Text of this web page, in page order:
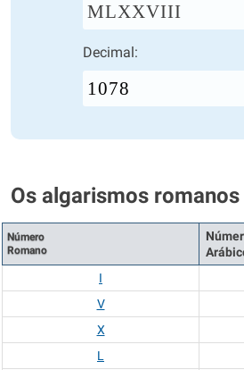
MLXXVIII
Decimal:
Os algarismos romanos
Número
Romano
I
V
X
L